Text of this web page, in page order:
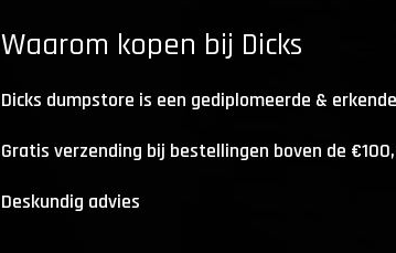
Waarom kopen bij Dicks
Dicks dumpstore is een gediplomeerde &
Gratis verzending bij bestellingen boven de
Deskundig advies